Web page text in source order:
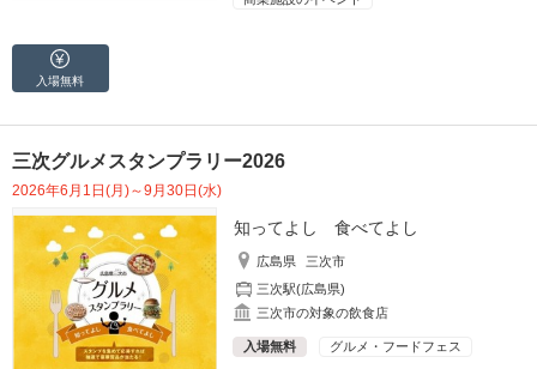
入場無料
三次グルメスタンプラリー2026
2026年6月1日(月)～9月30日(水)
知ってよし 食べてよし
広島県
三次市
三次駅(広島県)
三次市の対象の飲食店
入場無料 グルメ・フードフェス